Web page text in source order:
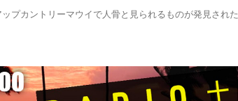
プカントリーマウイで人骨と見られるものが発見された